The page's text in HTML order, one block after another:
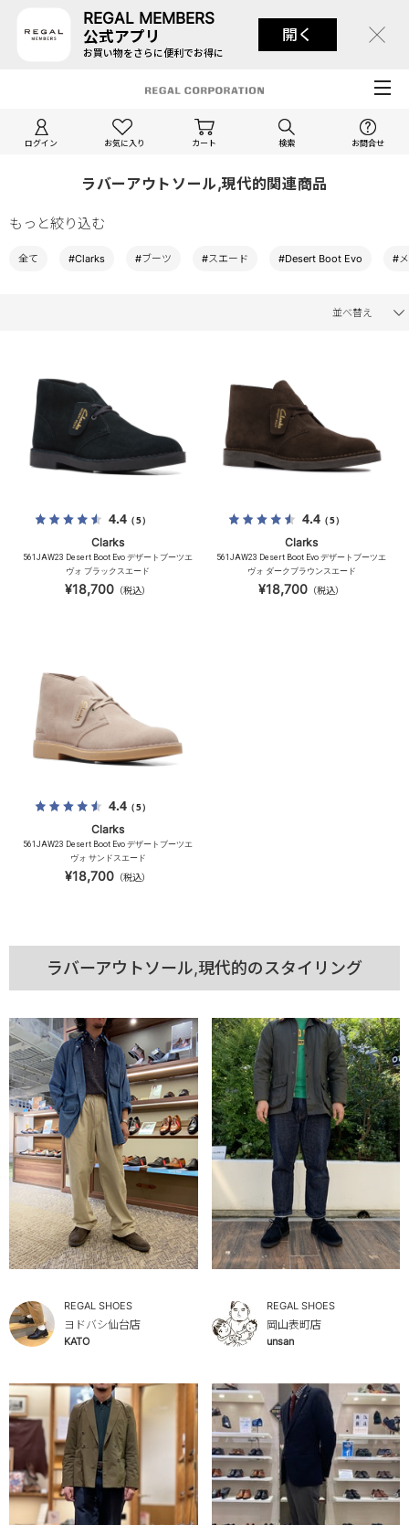
REGAL MEMBERS
公式アプリ
お買い物をさらに便利でお得に
開く
ログイン お気に入り カート 検索 お問合せ
ラバーアウトソール,現代的関連商品
もっと絞り込む
全て #Clarks #ブーツ #スエード #Desert Boot Evo #
並べ替え
4.4（5）
Clarks
561JAW23 Desert Boot Evo デザートブーツエ
ヴォ ブラックスエード
¥18,700 （税込）
4.4（5）
Clarks
561JAW23 Desert Boot Evo デザートブーツエ
ヴォ ダークブラウンスエード
¥18,700 （税込）
4.4（5）
Clarks
561JAW23 Desert Boot Evo デザートブーツエ
ヴォ サンドスエード
¥18,700 （税込）
ラバーアウトソール,現代的のスタイリング
REGAL SHOES
ヨドバシ仙台店
KATO
REGAL SHOES
岡山表町店
unsan